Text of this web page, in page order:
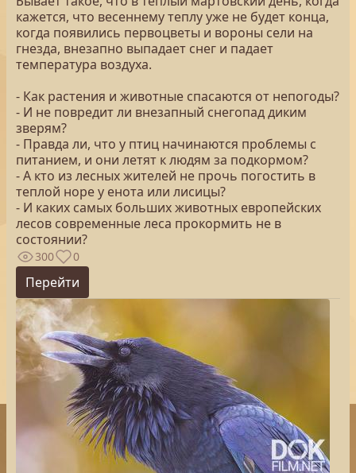
кажется, что весеннему теплу уже не будет конца,
когда появились первоцветы и вороны сели на
гнезда, внезапно выпадает снег и падает
температура воздуха.
- Как растения и животные спасаются от непогоды?
- И не повредит ли внезапный снегопад диким
зверям?
- Правда ли, что у птиц начинаются проблемы с
питанием, и они летят к людям за подкормом?
- А кто из лесных жителей не прочь погостить в
теплой норе у енота или лисицы?
- И каких самых больших животных европейских
лесов современные леса прокормить не в
состоянии?
300 0
Перейти